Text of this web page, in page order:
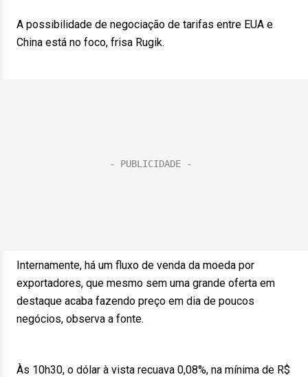
A possibilidade de negociação de tarifas entre EUA e
China está no foco, frisa Rugik.
Internamente, há um fluxo de venda da moeda por
exportadores, que mesmo sem uma grande oferta em
destaque acaba fazendo preço em dia de poucos
negócios, observa a fonte.
Às 10h30, o dólar à vista recuava 0,08%, na mínima de R$